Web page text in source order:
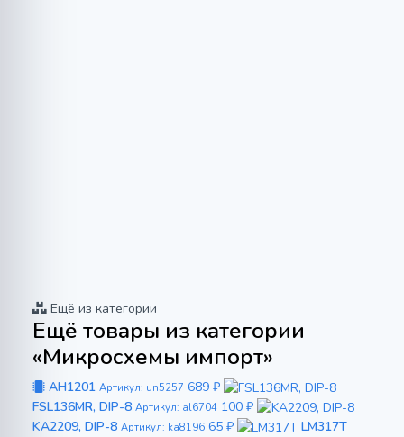
Ещё из категории
Ещё товары из категории
«Микросхемы импорт»
AH1201 Артикул: un5257 689 ₽
FSL136MR, DIP-8 Артикул: al6704 100 ₽
KA2209, DIP-8 Артикул: ka8196 65 ₽ LM317T